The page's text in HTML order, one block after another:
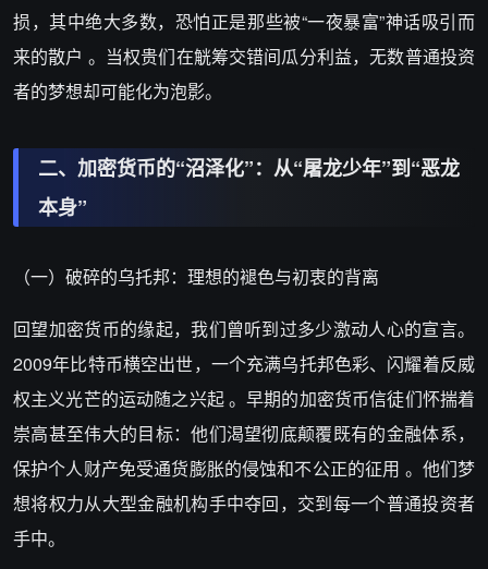
损，其中绝大多数，恐怕正是那些被“一夜暴富”神话吸引而
来的散户 。当权贵们在觥筹交错间瓜分利益，无数普通投资
者的梦想却可能化为泡影。
二、加密货币的“沼泽化”：从“屠龙少年”到“恶龙
本身”
（一）破碎的乌托邦：理想的褪色与初衷的背离
回望加密货币的缘起，我们曾听到过多少激动人心的宣言。
2009年比特币横空出世，一个充满乌托邦色彩、闪耀着反威
权主义光芒的运动随之兴起 。早期的加密货币信徒们怀揣着
崇高甚至伟大的目标：他们渴望彻底颠覆既有的金融体系，
保护个人财产免受通货膨胀的侵蚀和不公正的征用 。他们梦
想将权力从大型金融机构手中夺回，交到每一个普通投资者
手中。